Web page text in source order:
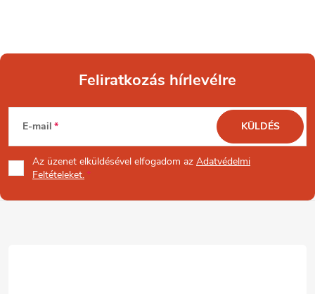
L
á
b
Feliratkozás hírlevélre
E-mail
Az üzenet elküldésével elfogadom az Adatvédelmi
Feltételeket.
KÜLDÉS